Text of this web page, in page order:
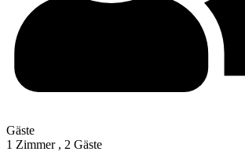
Gäste
1 Zimmer , 2 Gäste